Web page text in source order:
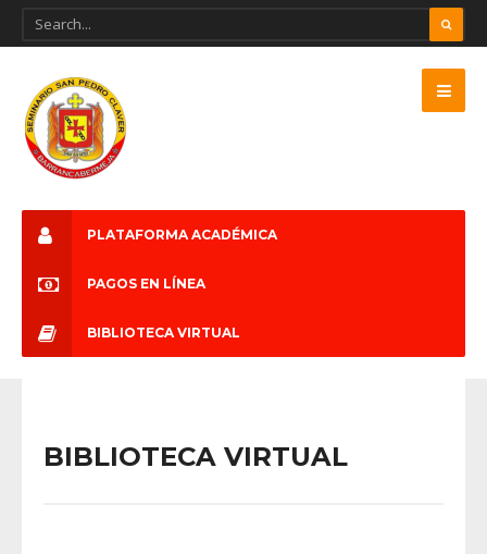
PLATAFORMA ACADÉMICA
PAGOS EN LÍNEA
BIBLIOTECA VIRTUAL
BIBLIOTECA VIRTUAL